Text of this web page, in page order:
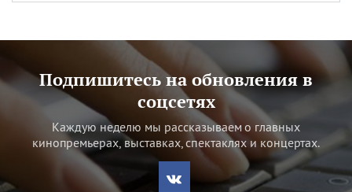
Подпишитесь на обновления в
соцсетях
Каждую неделю мы рассказываем о главных
кинопремьерах, выставках, спектаклях и концертах.